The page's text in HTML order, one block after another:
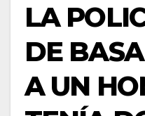
LA
DE
A UN